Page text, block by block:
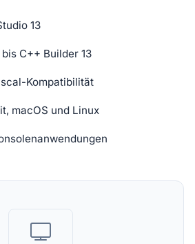
13
C++ Builder 13
Kompatibilität
macOS und Linux